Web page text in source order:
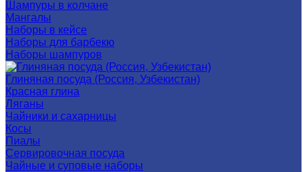
Шампуры в колчане
Мангалы
Наборы в кейсе
Наборы для барбекю
Наборы шампуров
Глиняная посуда (Россия, Узбекистан)
Красная глина
Ляганы
Чайники и сахарницы
Косы
Пиалы
Сервировочная посуда
Чайные и суповые наборы